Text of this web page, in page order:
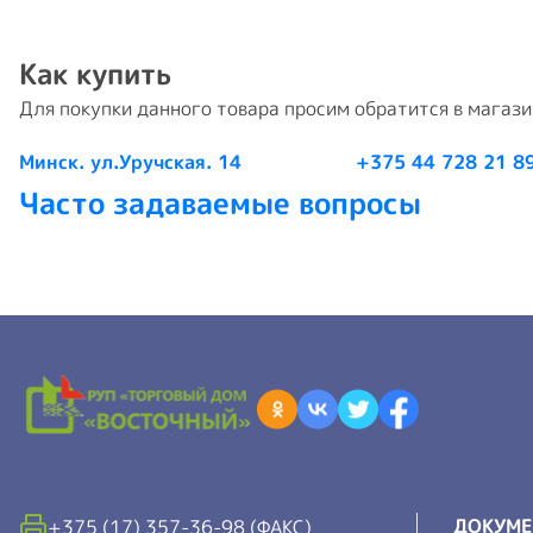
Как купить
Для покупки данного товара просим обратится в
Минск. ул.Уручская. 14 +375 44 728 21
Часто задаваемые вопросы
+375 (17) 357-36-98 (ФАКС)